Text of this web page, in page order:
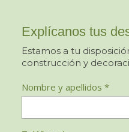
Explícanos tus
Estamos a tu
construcción y
Nombre y apellidos *